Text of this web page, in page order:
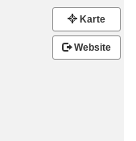
Karte
Website